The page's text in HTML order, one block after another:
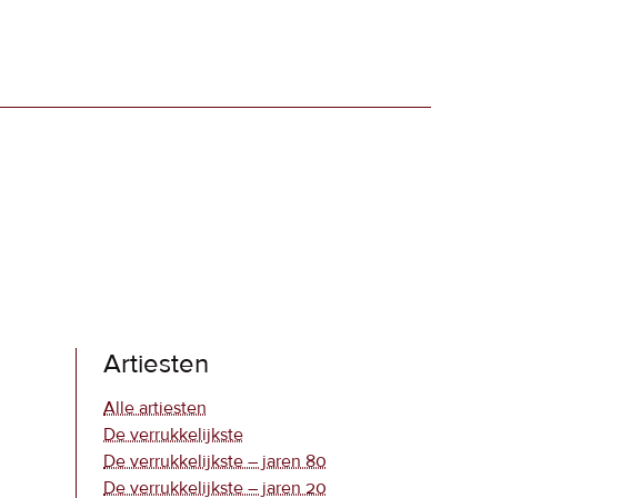
Artiesten
Alle artiesten
De verrukkelijkste
De verrukkelijkste – jaren 80
De verrukkelijkste – jaren 20